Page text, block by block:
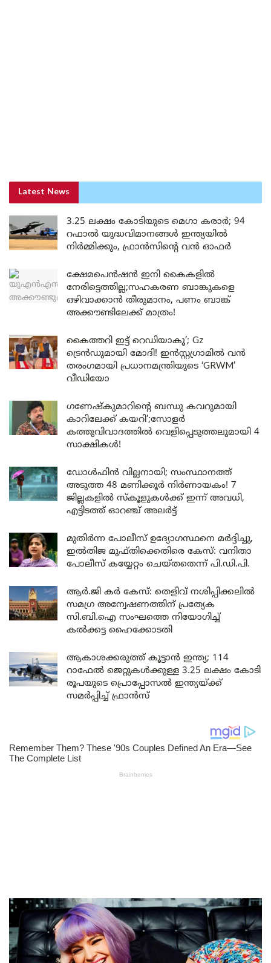
Latest News
3.25 ലക്ഷം കോടിയുടെ മെഗാ കരാർ; 94
റഫാൽ യുദ്ധവിമാനങ്ങൾ ഇന്ത്യയിൽ
നിർമ്മിക്കും, ഫ്രാൻസിന്റെ വൻ ഓഫർ
ക്ഷേമപെൻഷൻ ഇനി കൈകളിൽ
നേരിട്ടെത്തില്ല;സഹകരണ ബാങ്കുകളെ
ഒഴിവാക്കാൻ തീരുമാനം, പണം ബാങ്ക്
അക്കൗണ്ടിലേക്ക് മാത്രം!
കൈത്തറി ഇട്ട് റെഡിയാകൂ’; Gz
ട്രെൻഡുമായി മോദി! ഇൻസ്റ്റഗ്രാമിൽ വൻ
തരംഗമായി പ്രധാനമന്ത്രിയുടെ ‘GRWM’
വീഡിയോ
ഗണേഷ്കുമാറിന്റെ ബന്ധു കവറുമായി
കാറിലേക്ക് കയറി’;സോളർ
കത്തുവിവാദത്തിൽ വെളിപ്പെടുത്തലുമായി 4
സാക്ഷികൾ!
ഡോൾഫിൻ വില്ലനായി; സംസ്ഥാനത്ത്
അടുത്ത 48 മണിക്കൂർ നിർണായകം! 7
ജില്ലകളിൽ സ്കൂളുകൾക്ക് ഇന്ന് അവധി,
എട്ടിടത്ത് ഓറഞ്ച് അലർട്ട്
മുതിർന്ന പോലീസ് ഉദ്യോഗസ്ഥനെ മർദ്ദിച്ചു,
ഇൽതിജ മുഫ്തിക്കെതിരെ കേസ്: വനിതാ
പോലീസ് കയ്യേറ്റം ചെയ്തതെന്ന് പി.ഡി.പി.
ആർ.ജി കർ കേസ്: തെളിവ് നശിപ്പിക്കലിൽ
സമഗ്ര അന്വേഷണത്തിന് പ്രത്യേക
സി.ബി.ഐ സംഘത്തെ നിയോഗിച്ച്
കൽക്കട്ട ഹൈക്കോടതി
ആകാശക്കരുത്ത് കൂട്ടാൻ ഇന്ത്യ; 114
റാഫേൽ ജെറ്റുകൾക്കുള്ള 3.25 ലക്ഷം കോടി
രൂപയുടെ പ്രൊപ്പോസൽ ഇന്ത്യയ്ക്ക്
സമർപ്പിച്ച് ഫ്രാൻസ്